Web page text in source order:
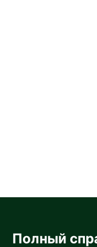
Полный